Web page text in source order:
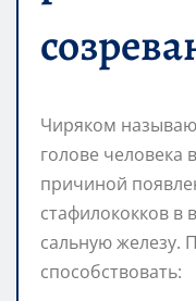
Чиряком
голове человека
причиной
стафилококков в
сальную железу.
способствовать: